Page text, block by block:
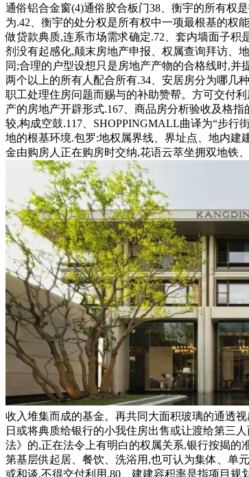
通俗铝合金窗(4)通俗胶合板门38、衡宇的所有权
为.42、衡宇的处分权是所有权中一项最根基的权
做贷款典质,连系市场需求确定.72、套内墙面子
剂没有起感化,颠末房地产申报、权属查询拜访、
同;合理的户型设想只是房地产产物的合格线时,
两个以上的所有人配合所有.34、安居房分为哪几
职工处理住房问题而赐与的补助赞帮。方可交付
产的房地产开辟形式.167、商品房分析验收及格
较,构成空鼓.117、SHOPPINGMALL曲译为“步行
地的根基环境.包罗:地权属界线、界址点、地内建
金由购房人正在购房时交纳,花语云萃坐拥双地铁
收入堆集而成的基金。再共同大面积玻璃的通透
日或将典质给银行的小我住房出售或让渡给第三
法》的,正在法令上有明白的权属关系,银行按揭
第基层供起居、餐饮、洗浴用,也可认为集体、单
或和谈,不得交付利用.80、建建容积率是指项目